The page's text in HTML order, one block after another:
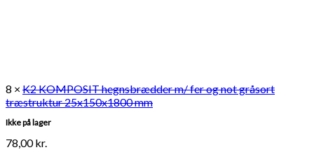
8 × K2 KOMPOSIT hegnsbrædder m/ fer og not gråsort
træstruktur 25x150x1800 mm
Ikke på lager
78,00kr.